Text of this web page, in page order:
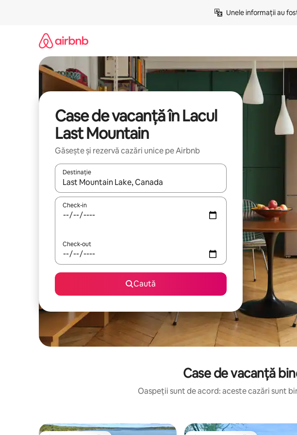
Unele informații au
Case de vacanță în Lacul
Last Mountain
Găsește și rezervă cazări unice pe Airbnb
Destinație
Când se încarcă rezultatele, navighează folosind tastele săgeată în sus și
Check-in
Check-out
Caută
Case de vacanță
Oaspeții sunt de acord: aceste cazări sunt